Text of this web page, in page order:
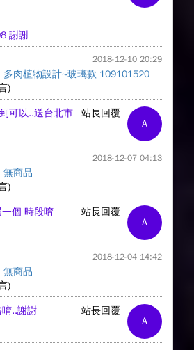
謝謝
2018-12-10 20:29
多肉植物設計~玻璃款 109101520
)
A
站長回覆
可以..送台北市
2018-12-07 04:13
無商品
)
A
站長回覆
個 時段唷
2018-12-04 14:42
無商品
)
A
站長回覆
..謝謝